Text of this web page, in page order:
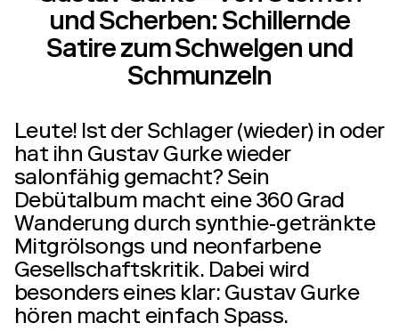
und Scherben: Schillernde
Satire zum Schwelgen und
Schmunzeln
Leute! Ist der Schlager (wieder) in oder
hat ihn Gustav Gurke wieder
salonfähig gemacht? Sein
Debütalbum macht eine 360 Grad
Wanderung durch synthie-getränkte
Mitgrölsongs und neonfarbene
Gesellschaftskritik. Dabei wird
besonders eines klar: Gustav Gurke
hören macht einfach Spass.